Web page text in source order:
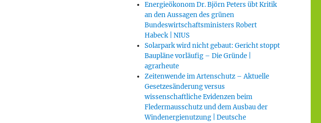
Energieökonom Dr. Björn Peters übt Kritik
an den Aussagen des grünen
Bundeswirtschaftsministers Robert
Habeck | NIUS
Solarpark wird nicht gebaut: Gericht stoppt
Baupläne vorläufig – Die Gründe |
agrarheute
Zeitenwende im Artenschutz – Aktuelle
Gesetzesänderung versus
wissenschaftliche Evidenzen beim
Fledermausschutz und dem Ausbau der
Windenergienutzung | Deutsche